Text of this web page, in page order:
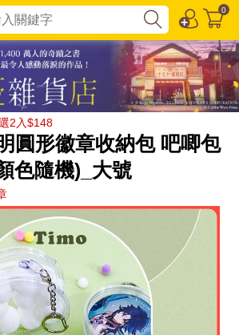
0
2入$148
圓形徽章收納包 吧唧包
色隨機)_大號